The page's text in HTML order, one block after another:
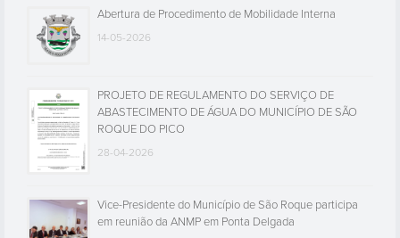
Abertura de Procedimento de Mobilidade Interna
14-05-2026
PROJETO DE REGULAMENTO DO SERVIÇO DE
ABASTECIMENTO DE ÁGUA DO MUNICÍPIO DE SÃO
ROQUE DO PICO
28-04-2026
Vice-Presidente do Município de São Roque participa
em reunião da ANMP em Ponta Delgada